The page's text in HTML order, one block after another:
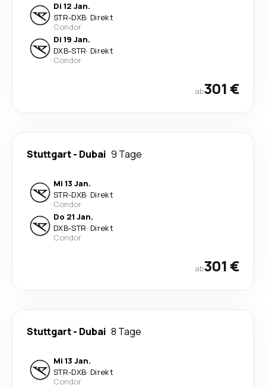
Di 12 Jan.
STR-DXB· Direkt
Condor
Di 19 Jan.
DXB-STR· Direkt
Condor
ab301 €
Stuttgart- Dubai 9 Tage
Mi 13 Jan.
STR-DXB· Direkt
Condor
Do 21 Jan.
DXB-STR· Direkt
Condor
ab301 €
Stuttgart- Dubai 8 Tage
Mi 13 Jan.
STR-DXB· Direkt
Condor